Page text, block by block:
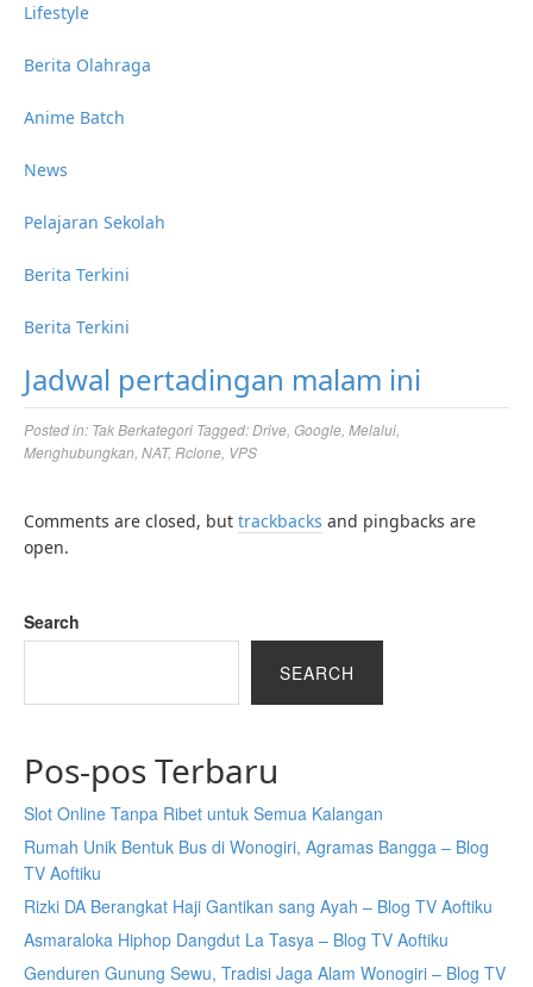
Lifestyle
Berita Olahraga
Anime Batch
News
Pelajaran Sekolah
Berita Terkini
Berita Terkini
Jadwal pertadingan malam ini
Posted in: Tak Berkategori Tagged:Drive Google Melalui
Menghubungkan NAT, Rclone VPS
Comments are closed, but trackbacks and pingbacks are
open.
Search
SEARCH
Pos-pos Terbaru
Slot Online Tanpa Ribet untuk Semua Kalangan
Rumah Unik Bentuk Bus di Wonogiri, Agramas Bangga – Blog
TV Aoftiku
Rizki DA Berangkat Haji Gantikan sang Ayah – Blog TV Aoftiku
Asmaraloka Hiphop Dangdut La Tasya – Blog TV Aoftiku
Genduren Gunung Sewu, Tradisi Jaga Alam Wonogiri – Blog TV